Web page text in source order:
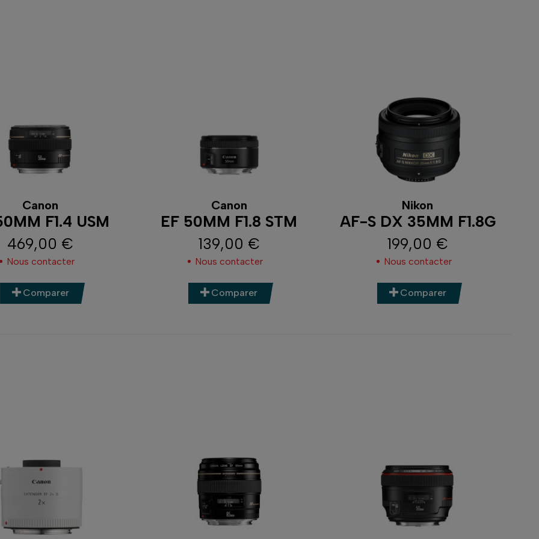
magnifiques effets de flou d’arrière-plan, mettant ainsi le sujet en valeur avec un
bokeh doux et
. Leur conception simplifiée améliore également la qualité optique
, garantissant
riches en détails et en contrastes pour vos reflex.
leurs performances, ces objectifs sont souvent
que les zooms, ce qui
particulièrement pratiques pour les photographes en déplacement. Utiliser une focale fixe sur un
également à se déplacer pour composer ses images, favorisant ainsi une approche plus
et créative de la photographie.
à focale fixe choisir pour votre reflex ?
focales fixes grand-angle
, comme les 24 mm ou 35 mm. Ces objectifs offrent une belle
de champ et conservent une excellente qualité optique. Nous recommandons le
Canon EF 35
ou encore le Canon TS-E 24 mm F3.5 L II.
Canon
F1.4 USM
Prix
469,00 €
Nous contacter
Comparer
Canon
EF 50MM F1.8 STM
Prix
139,00 €
Nous contacter
Comparer
Nikon
AF-S DX 35MM F1.8G
Prix
199,00 €
Nous contacter
Comparer